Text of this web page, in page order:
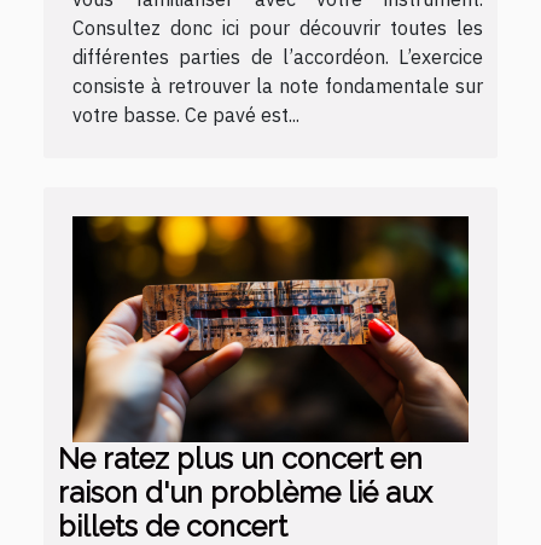
Consultez donc ici pour découvrir toutes les
différentes parties de l’accordéon. L’exercice
consiste à retrouver la note fondamentale sur
votre basse. Ce pavé est...
Ne ratez plus un concert en
raison d'un problème lié aux
billets de concert